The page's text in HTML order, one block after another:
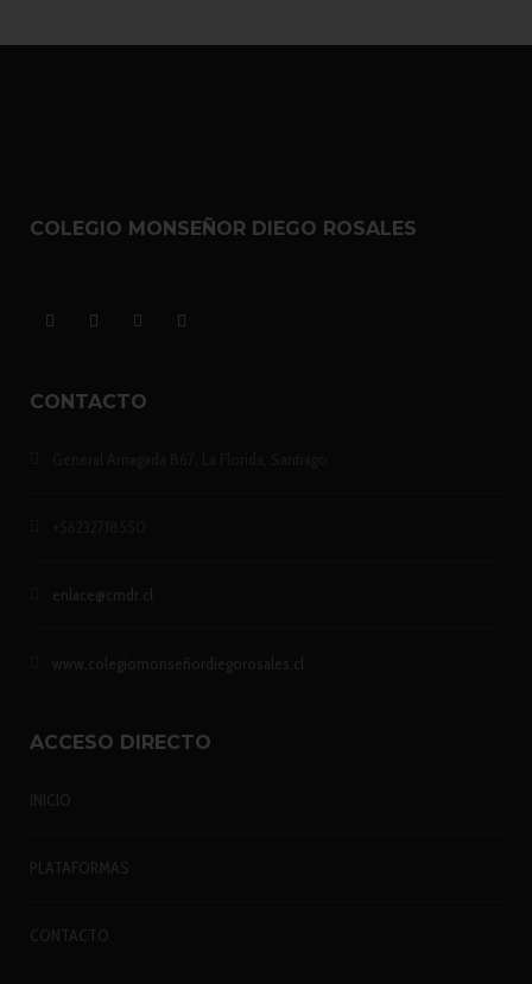
COLEGIO MONSEÑOR DIEGO ROSALES
CONTACTO
enlace@cmdr.cl
www.colegiomonseñordiegorosales.cl
ACCESO DIRECTO
INICIO
PLATAFORMAS
CONTACTO